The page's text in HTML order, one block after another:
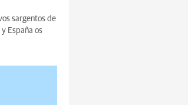
sargentos de
España os